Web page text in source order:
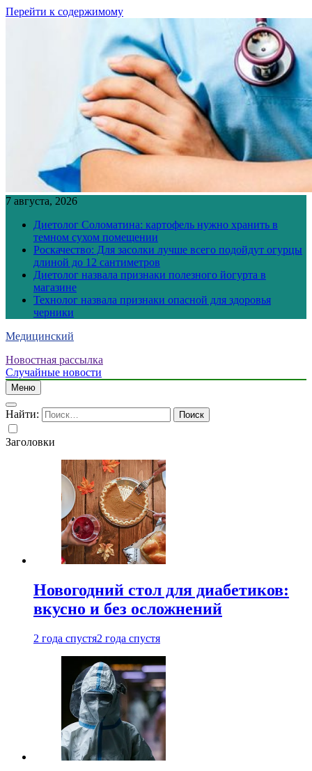
Перейти к содержимому
7 августа, 2026
Диетолог Соломатина: картофель нужно хранить в
темном сухом помещении
Роскачество: Для засолки лучше всего подойдут огурцы
длиной до 12 сантиметров
Диетолог назвала признаки полезного йогурта в
магазине
Технолог назвала признаки опасной для здоровья
черники
Медицинский
Новостная рассылка
Случайные новости
Меню
Найти:
Заголовки
Новогодний стол для диабетиков:
вкусно и без осложнений
2 года спустя2 года спустя